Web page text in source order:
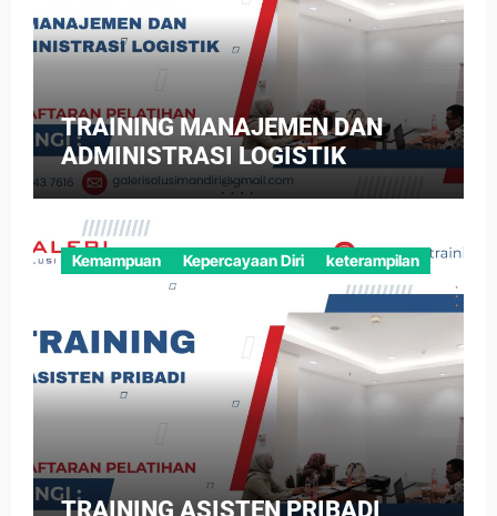
TRAINING MANAJEMEN DAN
ADMINISTRASI LOGISTIK
Kemampuan Kepercayaan Diri keterampilan
TRAINING ASISTEN PRIBADI